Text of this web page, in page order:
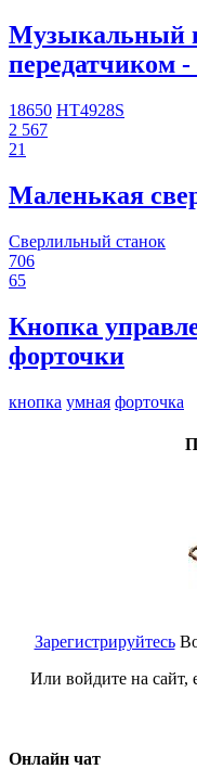
Музыкальный
18650 HT4928S
2 567
21
Маленькая
Сверлильный станок
706
65
Кнопка
форточки
кнопка умная форточка
Зарегистрируйтесь
Или войдите на сайт,
Онлайн чат